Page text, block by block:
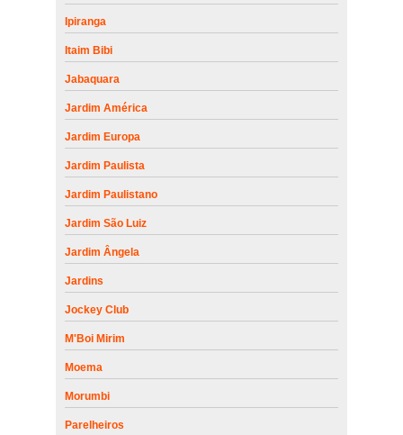
Ipiranga
Itaim Bibi
Jabaquara
Jardim América
Jardim Europa
Jardim Paulista
Jardim Paulistano
Jardim São Luiz
Jardim Ângela
Jardins
Jockey Club
M'Boi Mirim
Moema
Morumbi
Parelheiros